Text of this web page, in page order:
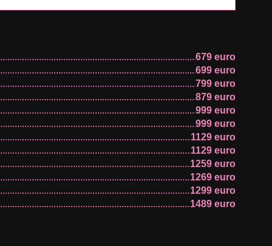
679 euro
699 euro
799 euro
879 euro
999 euro
999 euro
1129 euro
1129 euro
1259 euro
1269 euro
1299 euro
1489 euro